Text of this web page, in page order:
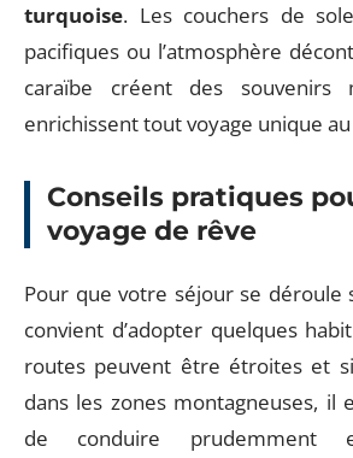
turquoise. Les couchers de
pacifiques ou l’atmosphère
caraïbe créent des souvenirs
enrichissent tout voyage unique au
Conseils pratiques
voyage de rêve
Pour que votre séjour se déroule
convient d’adopter quelques
routes peuvent être étroites et
dans les zones montagneuses, il
de conduire